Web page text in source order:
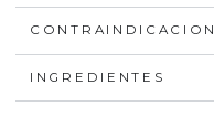
INGREDIENTES